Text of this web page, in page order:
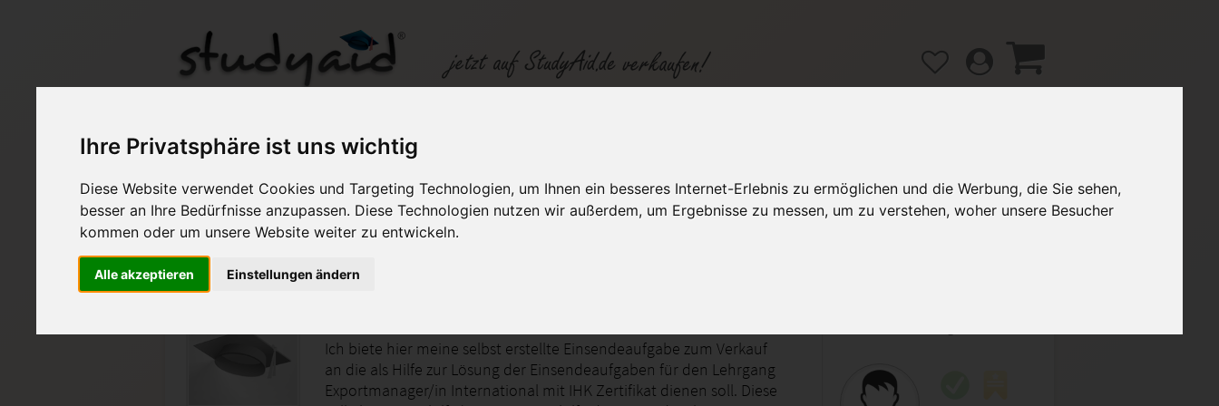
Ihre Privatsphäre ist uns wichtig
Diese Website verwendet Cookies und Targeting Technologien, um Ihnen ein besseres Internet-Erlebnis zu ermöglichen und die Werbung, die Sie sehen,
besser an Ihre Bedürfnisse anzupassen. Diese Technologien nutzen wir außerdem, um Ergebnisse zu messen, um zu verstehen, woher unsere Besucher
kommen oder um unsere Website weiter zu entwickeln.
Alle akzeptieren Einstellungen ändern
Aufgabenblatt IVK01-XX1-N01
Auf StudyAid.de verkaufen Kategorien Studiengänge / Lehrgänge Hilfe / FAQ
Ich biete hier meine selbst erstellte Einsendeaufgabe zum Verkauf
an die als Hilfe zur Lösung der Einsendeaufgaben für den Lehrgang
Exportmanager/in International mit IHK Zertifikat dienen soll. Diese